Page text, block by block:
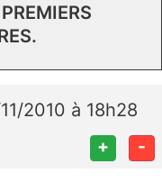
2010 à 18h28
+ -